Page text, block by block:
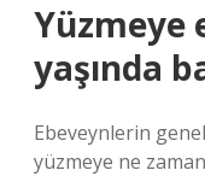
Yüzmeye
yaşında
Ebeveynlerin
yüzmeye ne